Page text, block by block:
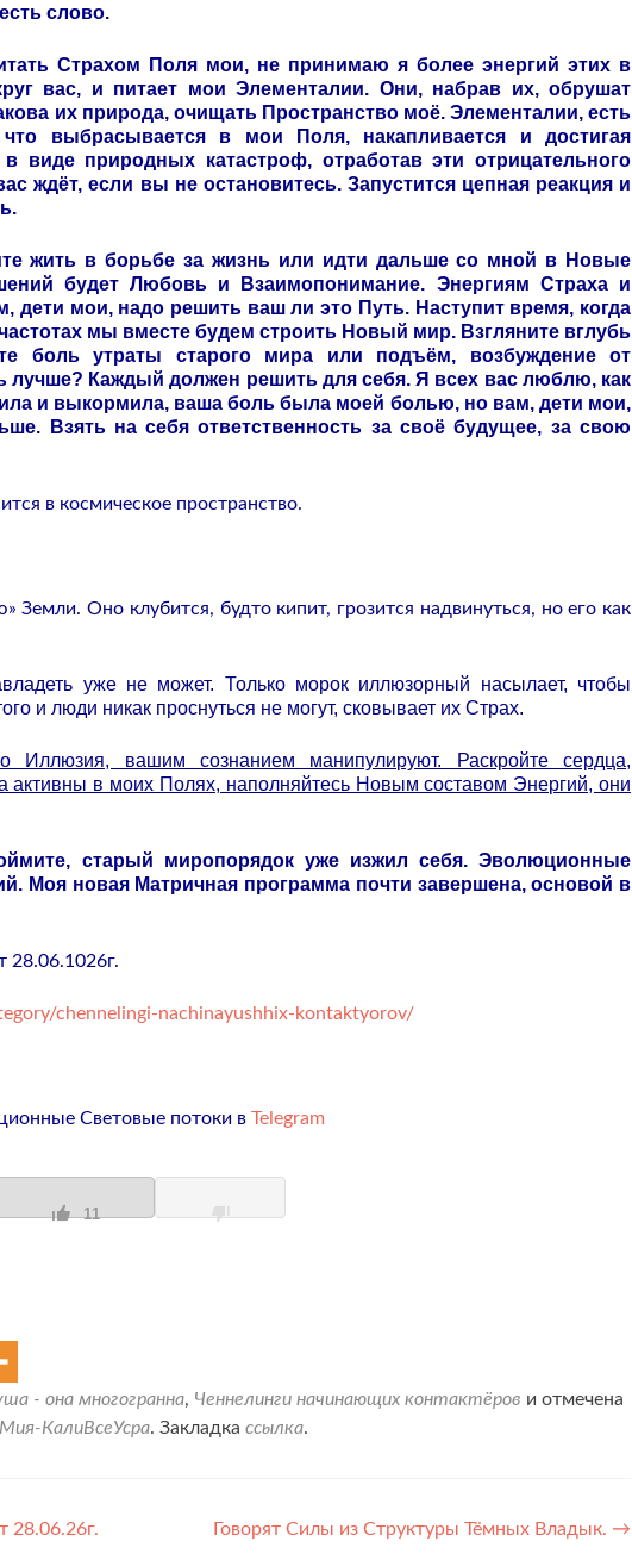
слово.
Страхом Поля мои, не принимаю я более энергий этих в
вас, и питает мои Элементалии. Они, набрав их, обрушат
их природа, очищать Пространство моё. Элементалии, есть
выбрасывается в мои Поля, накапливается и достигая
виде природных катастроф, отработав эти отрицательного
ждёт, если вы не остановитесь. Запустится цепная реакция и
жить в борьбе за жизнь или идти дальше со мной в Новые
будет Любовь и Взаимопонимание. Энергиям Страха и
дети мои, надо решить ваш ли это Путь. Наступит время, когда
мы вместе будем строить Новый мир. Взгляните вглубь
боль утраты старого мира или подъём, возбуждение от
лучше? Каждый должен решить для себя. Я всех вас люблю, как
и выкормила, ваша боль была моей болью, но вам, дети мои,
Взять на себя ответственность за своё будущее, за свою
в космическое пространство.
Земли. Оно клубится, будто кипит, грозится надвинуться, но его как
уже не может. Только морок иллюзорный насылает, чтобы
и люди никак проснуться не могут, сковывает их Страх.
вашим сознанием манипулируют. Раскройте сердца,
активны в моих Полях, наполняйтесь Новым составом Энергий, они
старый миропорядок уже изжил себя. Эволюционные
Моя новая Матричная программа почти завершена, основой в
28.06.1026г.
chennelingi-nachinayushhix-kontaktyorov/
Световые потоки в Telegram
11
- она многогранна, Ченнелинги начинающих контактёров и отмечена
КалиВсеУсра. Закладка ссылка.
28.06.26г. Говорят Силы из Структуры Тёмных Владык. →